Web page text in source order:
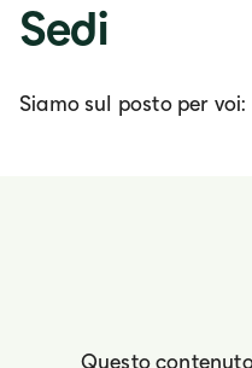
Sedi
Siamo sul posto per voi:
Questo